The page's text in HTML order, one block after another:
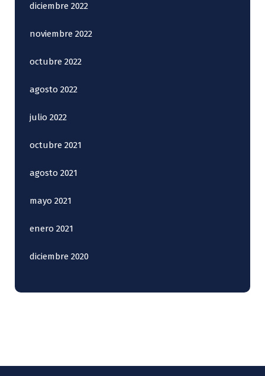
diciembre 2022
noviembre 2022
octubre 2022
agosto 2022
julio 2022
octubre 2021
agosto 2021
mayo 2021
enero 2021
diciembre 2020